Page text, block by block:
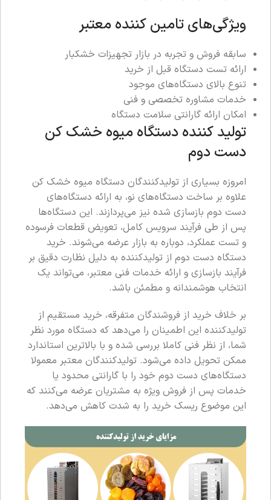
ویژگی‌های تامین کننده معتبر
سابقه فروش و تجربه در بازار تجهیزات خشکبار
ارائه تست دستگاه قبل از خرید
تنوع بالای دستگاه‌های موجود
خدمات مشاوره تخصصی و فنی
امکان ارائه گارانتی سلامت دستگاه
تولید کننده دستگاه میوه خشک کن
دست دوم
امروزه بسیاری از تولیدکنندگان دستگاه میوه خشک کن
علاوه بر ساخت دستگاه‌های نو، به ارائه دستگاه‌های
دست دوم بازسازی شده نیز می‌پردازند. این دستگاه‌ها
پس از طی فرآیند سرویس کامل، تعویض قطعات فرسوده
و تست عملکرد، دوباره به بازار عرضه می‌شوند. خرید
دستگاه دست دوم از تولیدکننده به دلیل نظارت دقیق بر
فرآیند بازسازی و ارائه خدمات فنی معتبر، می‌تواند یک
انتخاب هوشمندانه و مطمئن باشد.
بر خلاف خرید از فروشندگان متفرقه، خرید مستقیم از
تولیدکننده این اطمینان را می‌دهد که دستگاه مورد نظر
شما، از نظر فنی کاملا بررسی شده و با بالاترین استاندارد
ممکن تحویل داده می‌شود. تولیدکنندگان معتبر معمولا
دستگاه‌های دست دوم خود را با گارانتی محدود یا
خدمات پس از فروش ویژه به مشتریان عرضه می‌کنند که
این موضوع ریسک خرید را به شدت کاهش می‌دهد.